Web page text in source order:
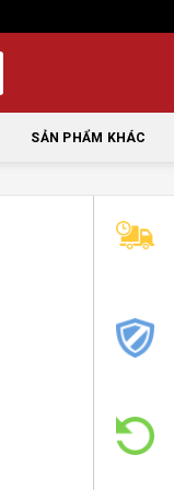
SẢN PHẨM KHÁC